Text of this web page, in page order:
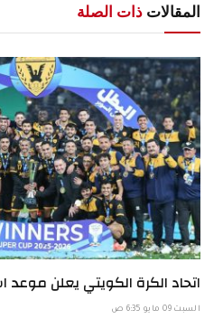
المقالات ذات الصلة
اتحاد الكرة الكويتي يعلن موعد
السبت 09 مايو 6:35 ص